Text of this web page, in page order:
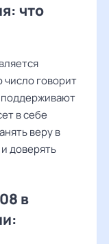
что
говорит
поддерживают
в себе
веру в
доверять
в